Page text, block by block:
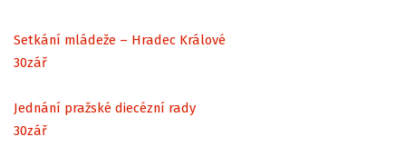
Setkání mládeže – Hradec Králové
30zář
Jednání pražské diecézní rady
30zář